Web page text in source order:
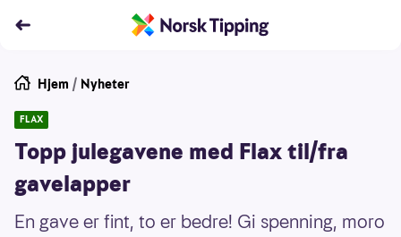
Hjem / Nyheter
FLAX
Topp julegavene med Flax til/fra
gavelapper
En gave er fint, to er bedre! Gi spenning, moro